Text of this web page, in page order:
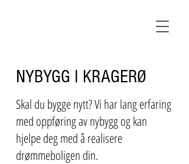
NYBYGG I KRAGERØ
Skal du bygge nytt? Vi har lang erfaring
med oppføring av nybygg og kan
hjelpe deg med å realisere
drømmeboligen din.